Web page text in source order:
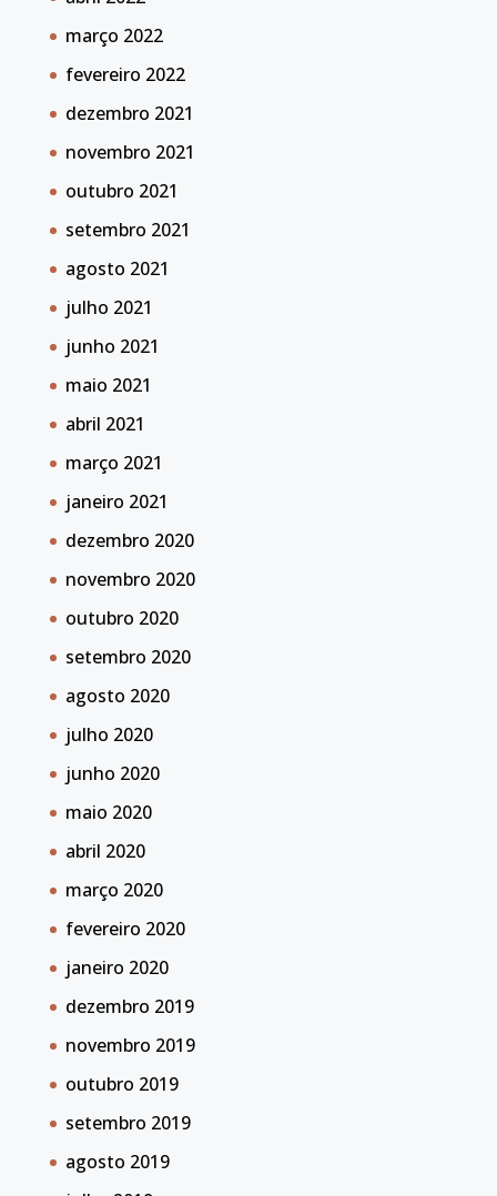
março 2022
fevereiro 2022
dezembro 2021
novembro 2021
outubro 2021
setembro 2021
agosto 2021
julho 2021
junho 2021
maio 2021
abril 2021
março 2021
janeiro 2021
dezembro 2020
novembro 2020
outubro 2020
setembro 2020
agosto 2020
julho 2020
junho 2020
maio 2020
abril 2020
março 2020
fevereiro 2020
janeiro 2020
dezembro 2019
novembro 2019
outubro 2019
setembro 2019
agosto 2019